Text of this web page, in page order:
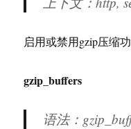
启用或禁用gzip压缩功
gzip_buffers
语法：